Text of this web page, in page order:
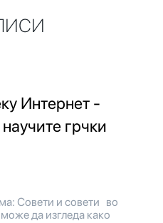
Интернет -
грчки
Совети и совети во
да изгледа како